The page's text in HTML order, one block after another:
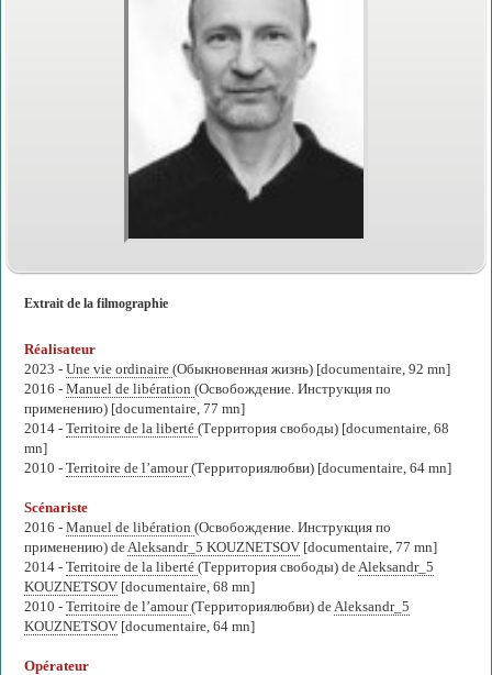
Extrait de la filmographie
Réalisateur
2023 - Une vie ordinaire (Обыкновенная жизнь) [documentaire, 92 mn]
2016 - Manuel de libération (Освобождение. Инструкция по
применению) [documentaire, 77 mn]
2014 - Territoire de la liberté (Территория свободы) [documentaire, 68
mn]
2010 - Territoire de l’amour(Территориялюбви) [documentaire, 64 mn]
Scénariste
2016 - Manuel de libération (Освобождение. Инструкция по
применению) de Aleksandr_5 KOUZNETSOV [documentaire, 77 mn]
2014 - Territoire de la liberté (Территория свободы) de Aleksandr_5
KOUZNETSOV [documentaire, 68 mn]
2010 - Territoire de l’amour(Территориялюбви) de Aleksandr_5
KOUZNETSOV [documentaire, 64 mn]
Opérateur